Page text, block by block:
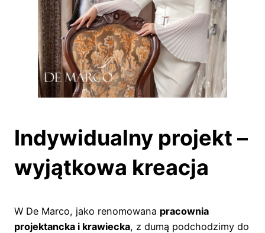
Indywidualny projekt –
wyjątkowa kreacja
W De Marco, jako renomowana pracownia
projektancka i krawiecka, z dumą podchodzimy do